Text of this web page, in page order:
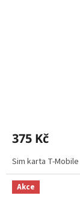
375 Kč
Sim karta T-
Akce